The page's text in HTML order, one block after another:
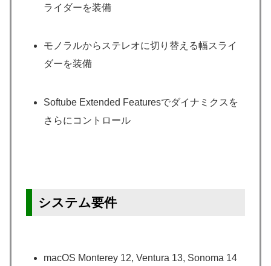
ライダーを装備
モノラルからステレオに切り替える幅スライ
ダーを装備
Softube Extended Featuresでダイナミクスを
さらにコントロール
システム要件
macOS Monterey 12, Ventura 13, Sonoma 14